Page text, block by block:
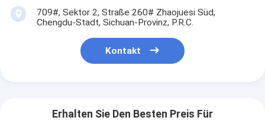
709#, Sektor 2, Straße 260# Zhaojuesi Süd,
Chengdu-Stadt, Sichuan-Provinz, P.R.C.
Kontakt
Erhalten Sie Den Besten Preis Für